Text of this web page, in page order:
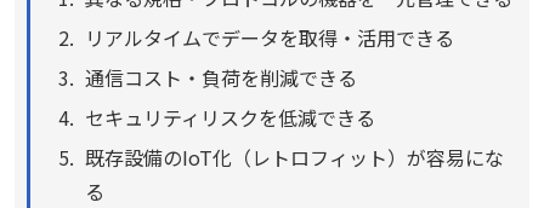
リアルタイムでデータを取得・活用できる
通信コスト・負荷を削減できる
セキュリティリスクを低減できる
既存設備のIoT化（レトロフィット）が容易にな
る